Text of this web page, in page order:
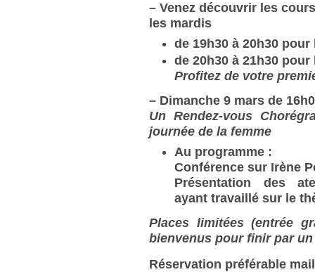
– Venez découvrir les
les mardis
de 19h30 à 20h30
de 20h30 à 21h30
Profitez de votre
– Dimanche 9 mars de
Un Rendez-vous
journée de la femme
Au programme :
Conférence sur Irène
Présentation des
ayant travaillé sur le
Places limitées (entrée
bienvenus pour finir par
Réservation préférable